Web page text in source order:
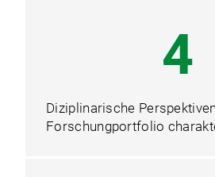
5
Diziplinarische
Forschungportfolio